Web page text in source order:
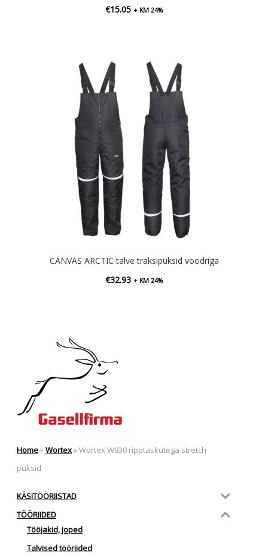
€15.05 + KM 24%
CANVAS ARCTIC talve traksipüksid voodriga
€32.93 + KM 24%
Home»Wortex»Wortex W930 ripptaskutega stretch
püksid
KÄSITÖÖRIISTAD
TÖÖRIIDED
Tööjakid, joped
Talvised tööriided